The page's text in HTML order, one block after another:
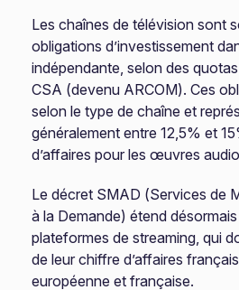
Les chaînes de télévision sont
obligations d’investissement
indépendante, selon des
CSA (devenu ARCOM). Ces
selon le type de chaîne et
généralement entre 12,5% et
d’affaires pour les œuvres
Le décret SMAD (Services de
à la Demande) étend
plateformes de streaming, qui
de leur chiffre d’affaires
européenne et française.